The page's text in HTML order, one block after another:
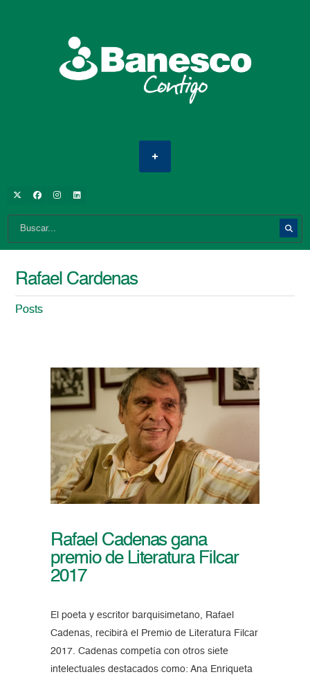
Rafael Cardenas
Posts
Rafael Cadenas gana
premio de Literatura Filcar
2017
El poeta y escritor barquisimetano, Rafael
Cadenas, recibirá el Premio de Literatura Filcar
2017. Cadenas competía con otros siete
intelectuales destacados como: Ana Enriqueta